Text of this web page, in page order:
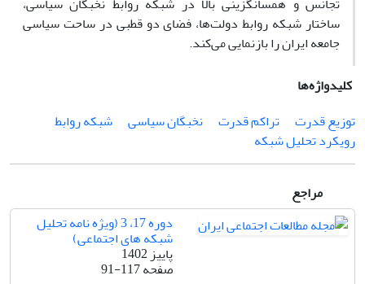
ساختار شبکه روابط دولت‌ها، فضای دو قطبی در ساحت سیاسی
جامعه ایران را بازنمایی می‌کند.
کلیدواژه‌ها
توزیع قدرت
تراکم قدرت نخبگان سیاسی
شبکه روابط
رویکرد تحلیل شبکه
مراجع
دوره 17، 3 (ویژه نامه تحلیل
شبکه های اجتماعی)
پاییز 1402
صفحه91-117